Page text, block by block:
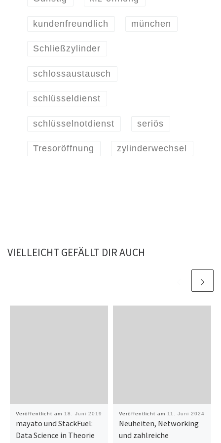
kundenfreundlich münchen
Schließzylinder
schlossaustausch
schlüsseldienst
schlüsselnotdienst seriös
Tresoröffnung zylinderwechsel
VIELLEICHT GEFÄLLT DIR AUCH
Veröffentlicht am 18. Juni 2019
mayato und StackFuel:
Data Science in Theorie
Veröffentlicht am 11. Juni 2024
Neuheiten, Networking
und zahlreiche